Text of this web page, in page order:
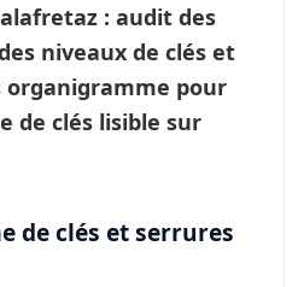
: audit des
niveaux de clés et
organigramme pour
de clés lisible sur
de clés et serrures